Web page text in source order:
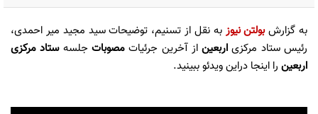
به گزارشبولتن نیوز به نقل از تسنیم، توضیحات سید مجید میر احمدی،
رئیس ستاد مرکزی اربعیناز آخرین جرئیاتمصوباتجلسهستاد مرکزی
اربعین را اینجا دراین ویدئو ببینید.